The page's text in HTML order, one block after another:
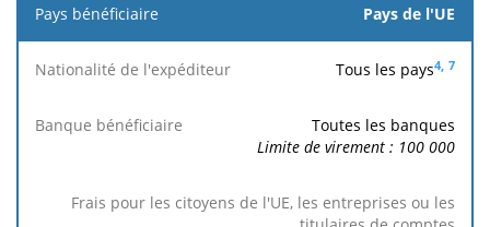
Pays
l'expéditeur
bénéficiaire
Pays de l'UE
Tous les pays4, 7
Toutes les banques
Limite de virement : 100 000